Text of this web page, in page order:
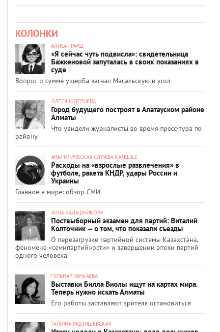
КОЛОНКИ
АЛИСА ГРАНД
«Я сейчас чуть подвисла»: свидетельница
Бажкеновой запуталась в своих показаниях в
суде
Вопрос о сумме ущерба загнал Масальскую в угол
ОЛЕСЯ ШЛЕПНЕВА
Город будущего построят в Алатауском районе
Алматы
Что увидели журналисты во время пресс-тура по
району
АНАЛИТИЧЕСКАЯ СЛУЖБА RATEL.KZ
Расходы на «взрослые развлечения» в
футболе, ракета КНДР, удары России и
Украины
Главное в мире: обзор СМИ
АННА КАЛАШНИКОВА
Поствыборный экзамен для партий: Виталий
Колточник — о том, что показали съезды
О перезагрузке партийной системы Казахстана,
феномене «семипартийности» и завершении эпохи партий
одного человека
ГУЛЬНАР ТАНКАЕВА
Выставки Билла Виолы ищут на картах мира.
Теперь нужно искать Алматы
Его работы заставляют зрителя остановиться
ТАТЬЯНА РАДЗИШЕВСКАЯ